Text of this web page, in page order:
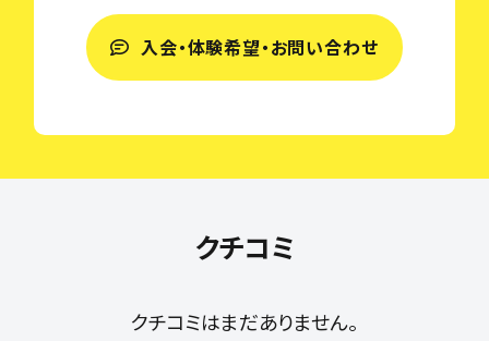
入会・体験希望・お問い合わせ
クチコミ
クチコミはまだありません。